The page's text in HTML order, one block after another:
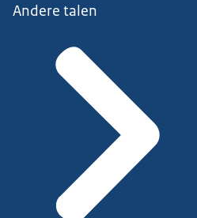
Andere talen